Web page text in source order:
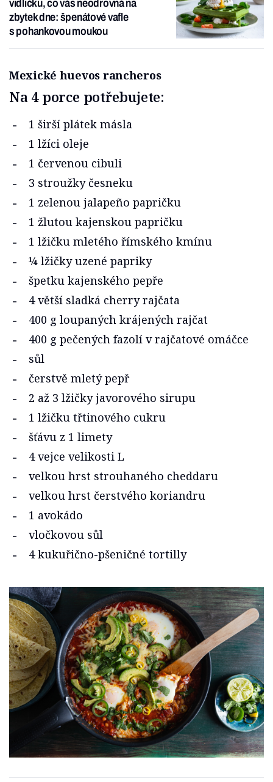
vidličku, co vás neodrovná na
zbytek dne: špenátové vafle
s pohankovou moukou
Mexické huevos rancheros
Na 4 porce potřebujete:
1 širší plátek másla
1 lžíci oleje
1 červenou cibuli
3 stroužky česneku
1 zelenou jalapeño papričku
1 žlutou kajenskou papričku
1 lžičku mletého římského kmínu
¼ lžičky uzené papriky
špetku kajenského pepře
4 větší sladká cherry rajčata
400 g loupaných krájených rajčat
400 g pečených fazolí v rajčatové omáčce
sůl
čerstvě mletý pepř
2 až 3 lžičky javorového sirupu
1 lžičku třtinového cukru
šťávu z 1 limety
4 vejce velikosti L
velkou hrst strouhaného cheddaru
velkou hrst čerstvého koriandru
1 avokádo
vločkovou sůl
4 kukuřično-pšeničné tortilly